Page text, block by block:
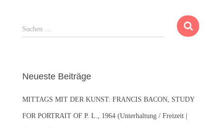
S
u
n
a
c
Suchen …
Neueste Beiträge
MITTAGS MIT DER KUNST: FRANCIS BACON, STUDY
FOR PORTRAIT OF P. L., 1964 (Unterhaltung / Freizeit |